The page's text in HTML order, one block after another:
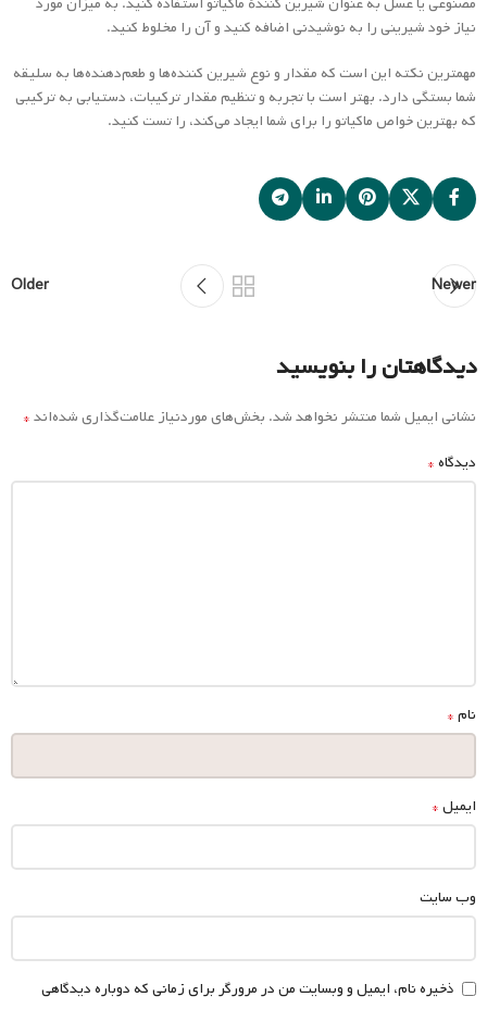
نیاز خود شیرینی را به نوشیدنی اضافه کنید و آن را مخلوط کنید.
مهمترین نکته این است که مقدار و نوع شیرین کننده‌ها و طعم‌دهنده‌ها به سلیقه
شما بستگی دارد. بهتر است با تجربه و تنظیم مقدار ترکیبات، دستیابی به ترکیبی
که بهترین خواص ماکیاتو را برای شما ایجاد می‌کند، را تست کنید.
Newer
Older
دیدگاهتان را بنویسید
نشانی ایمیل شما منتشر نخواهد شد. بخش‌های موردنیاز علامت‌گذاری شده‌اند*
دیدگاه*
نام*
ایمیل*
وب‌ سایت
ذخیره نام، ایمیل و وبسایت من در مرورگر برای زمانی که دوباره دیدگاهی